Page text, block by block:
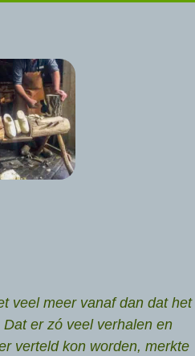
veel meer vanaf dan dat het
er zó veel verhalen en
verteld kon worden, merkte